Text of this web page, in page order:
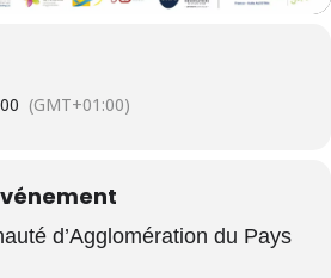
(GMT+01:00)
d’Agglomération du Pays